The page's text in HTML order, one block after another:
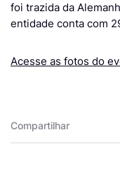
foi trazida da
entidade conta com
Acesse as fotos do
Compartilhar